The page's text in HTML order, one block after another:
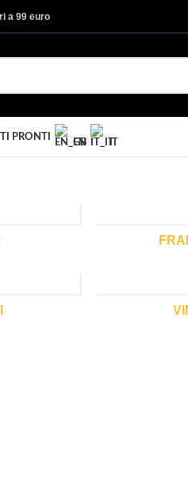
a 99 euro
PRONTI
EN IT